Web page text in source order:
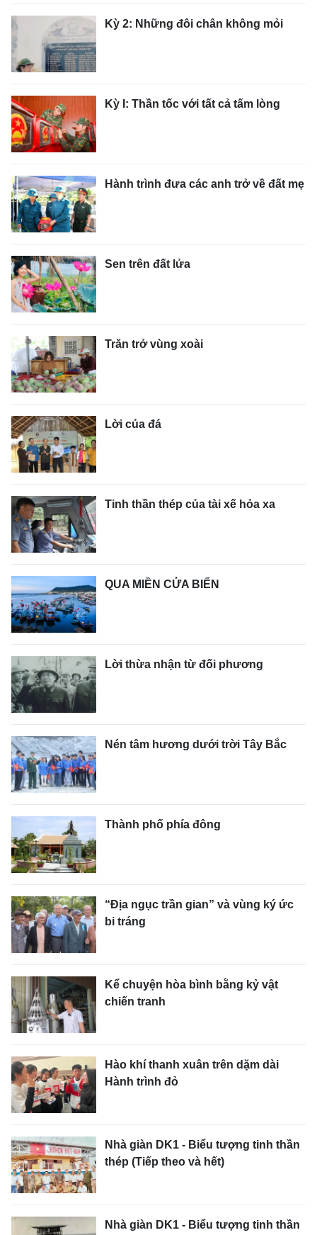
Kỳ 2: Những đôi chân không mỏi
Kỳ I: Thần tốc với tất cả tấm lòng
Hành trình đưa các anh trở về đất mẹ
Sen trên đất lửa
Trăn trở vùng xoài
Lời của đá
Tinh thần thép của tài xế hỏa xa
QUA MIỀN CỬA BIỂN
Lời thừa nhận từ đối phương
Nén tâm hương dưới trời Tây Bắc
Thành phố phía đông
“Địa ngục trần gian” và vùng ký ức
bi tráng
Kể chuyện hòa bình bằng kỷ vật
chiến tranh
Hào khí thanh xuân trên dặm dài
Hành trình đỏ
Nhà giàn DK1 - Biểu tượng tinh thần
thép (Tiếp theo và hết)
Nhà giàn DK1 - Biểu tượng tinh thần